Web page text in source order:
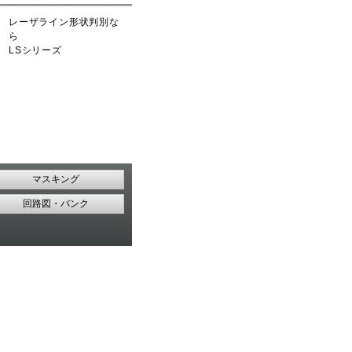
レーザライン形状判別な
ら
LSシリーズ
マスキング
回路図・バンク